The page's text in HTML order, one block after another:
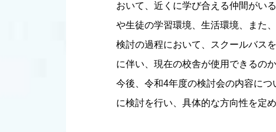
おいて、近くに学び合える仲間がい
や生徒の学習環境、生活環境、また
検討の過程において、スクールバス
に伴い、現在の校舎が使用できるの
今後、令和4年度の検討会の内容に
に検討を行い、具体的な方向性を定